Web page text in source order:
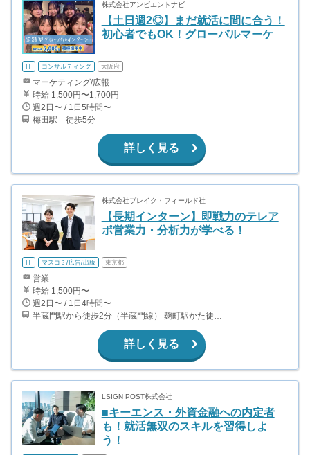
株式会社アンビエントナビ
【土日週2◎】まだ就活に間に合う！
初心者でもOK！グローバルマーケ
IT コンサルティング 大阪府
マーケティング/広報
時給 1,500円〜1,700円
週2日〜 / 1日5時間〜
梅田駅 徒歩5分
詳しく見る
株式会社ブレイク・フィールド社
【長期インターン】即戦力のテレア
ポ営業力・分析力が学べる！
IT マスコミ/広告/出版 東京都
営業
時給 1,500円〜
週2日〜 / 1日4時間〜
詳しく見る
LSIGN POST株式会社
■キーエンス・外資金融への内定者
も！就活無双のスキルを習得しよ
う！